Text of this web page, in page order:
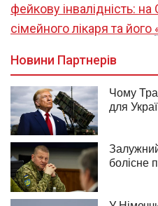
фейкову інвалідність:
сімейного лікаря та його